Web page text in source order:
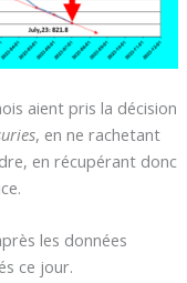
aient pris la décision
, en ne rachetant
en récupérant donc
les données
ce jour.